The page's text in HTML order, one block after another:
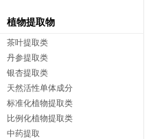
植物提取物
茶叶提取类
丹参提取类
银杏提取类
天然活性单体成分
标准化植物提取类
比例化植物提取类
中药提取